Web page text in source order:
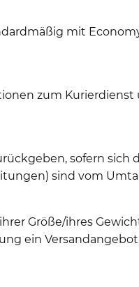
mit
zum
sofern sich
sind vom
Größe/ihres
ein